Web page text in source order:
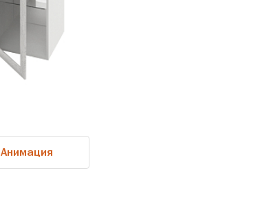
Анимация